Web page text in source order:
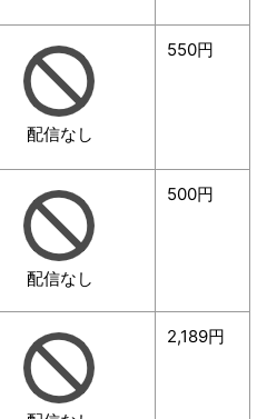
配信なし
550円
配信なし
500円
2,189円